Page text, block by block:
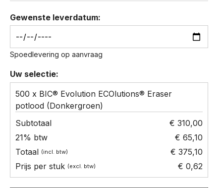
Gewenste leverdatum:
Spoedlevering op aanvraag
Uw selectie:
500 x BIC® Evolution ECOlutions® Eraser
potlood (Donkergroen)
€ 310,00
€ 65,10
€ 375,10
€ 0,62